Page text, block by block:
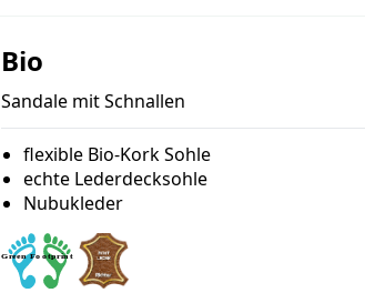
Bio
Sandale mit Schnallen
flexible Bio-Kork Sohle
echte Lederdecksohle
Nubukleder